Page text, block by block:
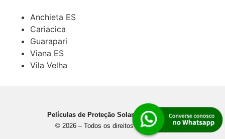
Anchieta ES
Cariacica
Guarapari
Viana ES
Vila Velha
Películas de Proteção Solar em Vila Velha
© 2026 – Todos os direitos reservados.